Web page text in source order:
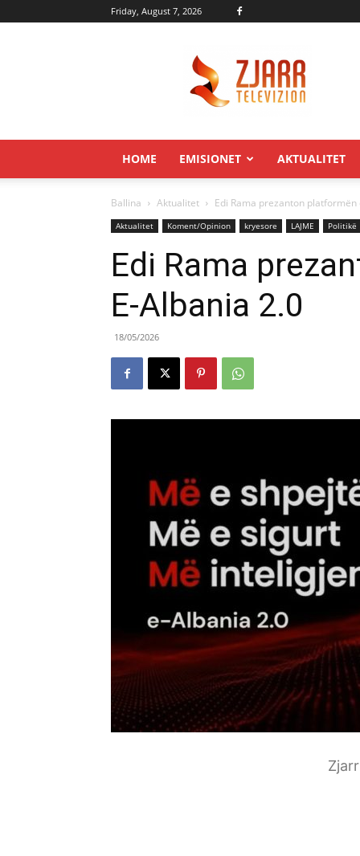
Friday, August 7, 2026
HOME EMISIONET AKTUALITET
Ballina Aktualitet Edi Rama prezanton platformën
Aktualitet Koment/Opinion kryesore LAJME Politikë
Edi Rama
E-Albania 2.0
18/05/2026